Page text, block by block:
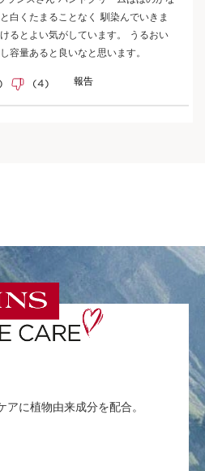
アに植物由来成分を配合。